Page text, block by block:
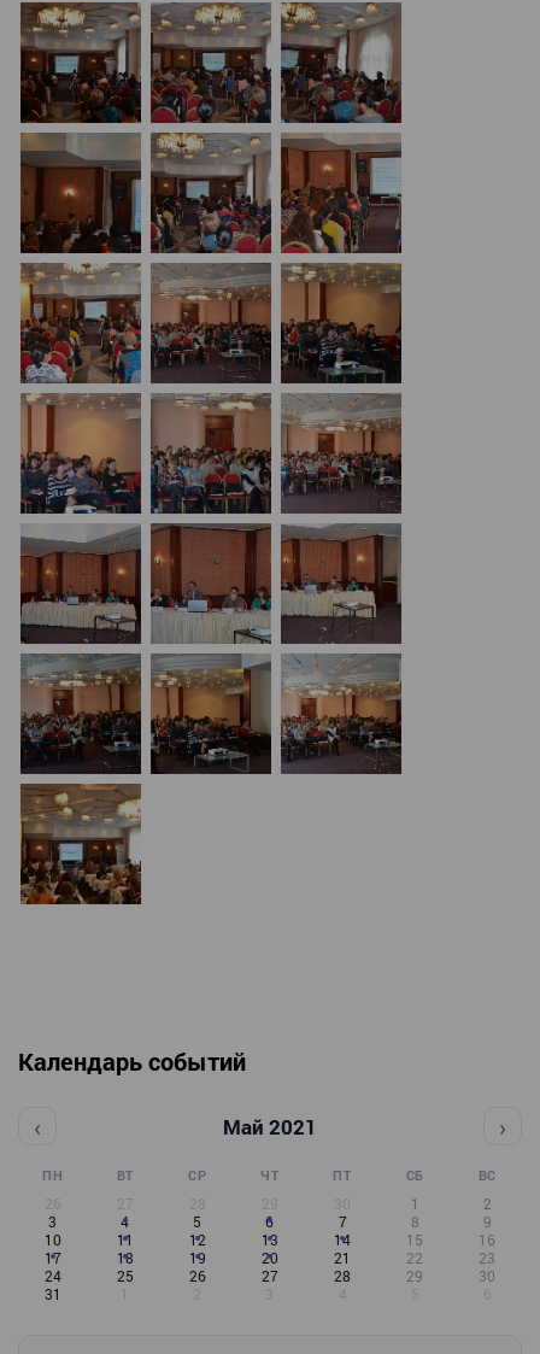
Календарь событий
‹ Май 2021 ›
ПН ВТ СР ЧТ ПТ СБ ВС
26 27 28 29 30 1
2
3
4 5 6 7 8
9
10
11 12 13 14 15
16
17
18 19 20 21 22
23
24
25 26 27 28 29
30
31
1 2 3 4 5 6